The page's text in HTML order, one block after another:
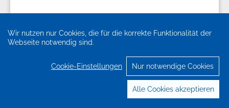
Wir nutzen nur Cookies, die für die korrekte Funktionalität der
Webseite notwendig sind.
Cookie-Einstellungen Nur notwendige Cookies
Alle Cookies akzeptieren